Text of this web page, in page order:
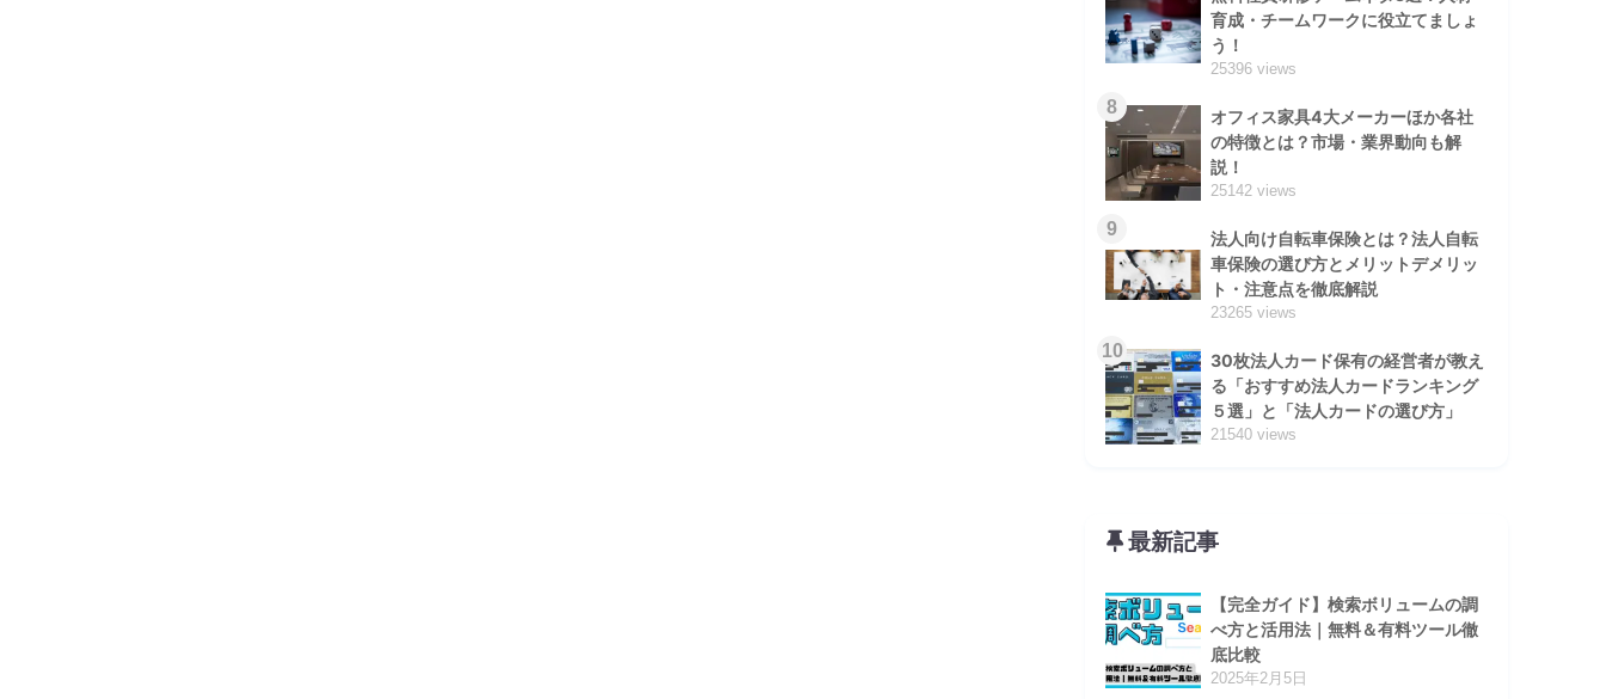
育成・チームワークに役立てましょ
う！
25396 views
8
オフィス家具4大メーカーほか各社
の特徴とは？市場・業界動向も解
説！
25142 views
9
法人向け自転車保険とは？法人自転
車保険の選び方とメリットデメリッ
ト・注意点を徹底解説
23265 views
10
30枚法人カード保有の経営者が教え
る「おすすめ法人カードランキング
５選」と「法人カードの選び方」
21540 views
最新記事
【完全ガイド】検索ボリュームの調
べ方と活用法｜無料＆有料ツール徹
底比較
2025年2月5日